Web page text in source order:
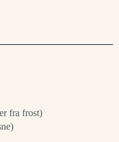
fra frost)